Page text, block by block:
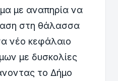
με αναπηρία να
στη θάλασσα
νέο κεφάλαιο
με δυσκολίες
το Δήμο